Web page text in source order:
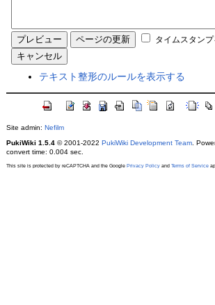
タイムスタン
テキスト整形のルールを表示する
Site admin: Nefilm
PukiWiki 1.5.4© 2001-2022 PukiWiki Development Team.
convert time: 0.004 sec.
This site is protected by reCAPTCHA and the Google Privacy Policyand Terms of Service